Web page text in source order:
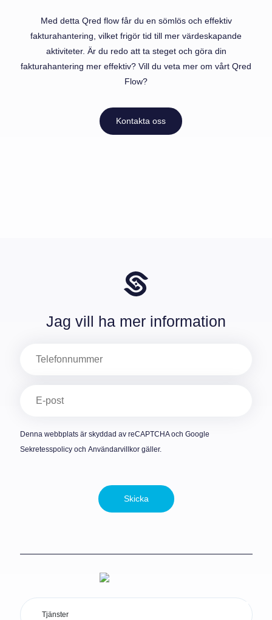
Med detta Qred flow får du en sömlös och effektiv
fakturahantering, vilket frigör tid till mer värdeskapande
aktiviteter. Är du redo att ta steget och göra din
fakturahantering mer effektiv? Vill du veta mer om vårt Qred
Flow?
Kontakta oss
Jag vill ha mer information
post
Denna webbplats är skyddad av reCAPTCHA och Google
Sekretesspolicyoch Användarvillkorgäller.
Skicka
Tjänster